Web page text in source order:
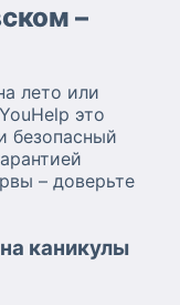
–
лето или
это
безопасный
– доверьте
каникулы